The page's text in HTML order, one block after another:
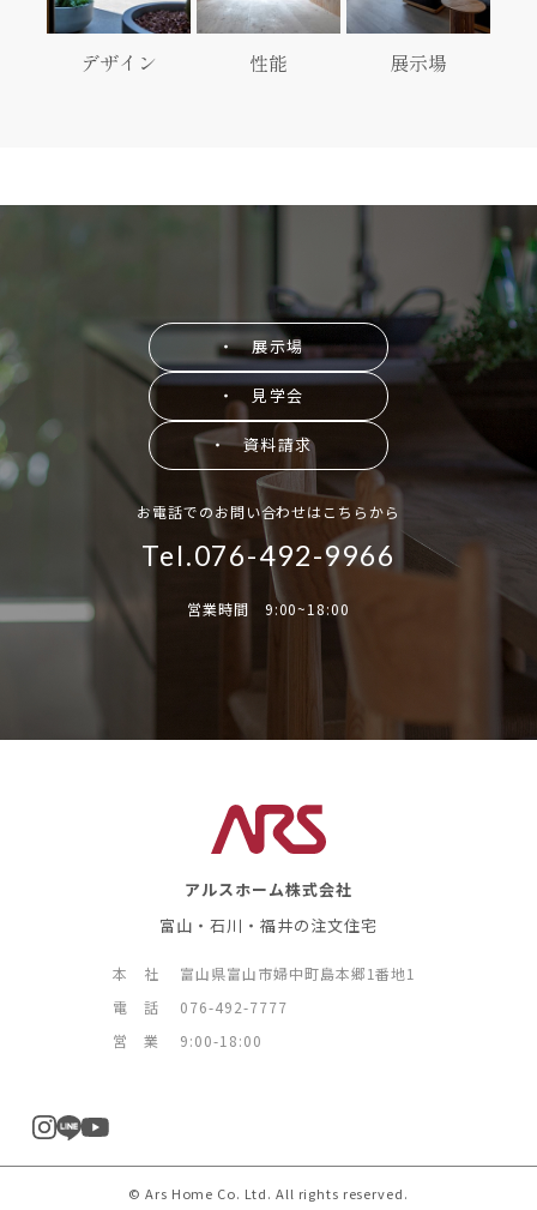
デザイン 性能 展示場
・ 展示場
・ 見学会
・ 資料請求
お電話でのお問い合わせはこちらから
Tel.076-492-9966
営業時間 9:00~18:00
アルスホーム株式会社
富山・石川・福井の注文住宅
本 社
富山県富山市婦中町島本郷1番地1
電 話
076-492-7777
営 業
9:00-18:00
© Ars Home Co. Ltd. All rights reserved.